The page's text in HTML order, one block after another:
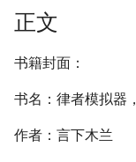
正文
书籍封面：
书名：律者模拟器
作者：言下木兰